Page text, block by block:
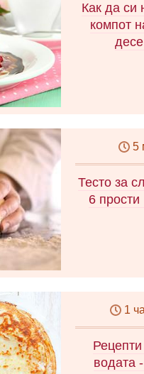
Как да си
компот
5
Тесто за
6 прости
1
водата